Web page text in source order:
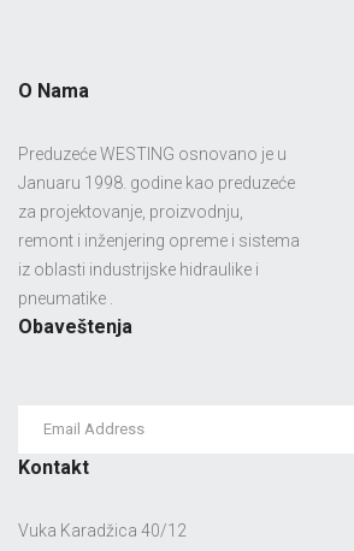
O Nama
Preduzeće WESTING osnovano je u
Januaru 1998. godine kao preduzeće
za projektovanje, proizvodnju,
remont i inženjering opreme i sistema
iz oblasti industrijske hidraulike i
pneumatike .
Obaveštenja
Kontakt
Vuka Karadžica 40/12